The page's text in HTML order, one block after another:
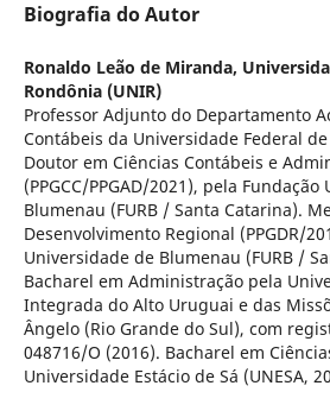
Biografia do Autor
Ronaldo Leão de Miranda,
Rondônia (UNIR)
Professor Adjunto do Departamento
Contábeis da Universidade Federal
Doutor em Ciências Contábeis e
(PPGCC/PPGAD/2021), pela
Blumenau (FURB / Santa Catarina).
Desenvolvimento Regional (PPGDR/
Universidade de Blumenau (FURB /
Bacharel em Administração pela
Integrada do Alto Uruguai e das
Ângelo (Rio Grande do Sul), com
048716/O (2016). Bacharel em
Universidade Estácio de Sá (UNESA,